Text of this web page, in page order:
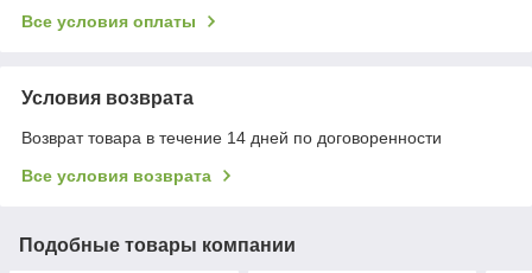
Все условия оплаты
Условия возврата
Возврат товара в течение 14 дней по договоренности
Все условия возврата
Подобные товары компании